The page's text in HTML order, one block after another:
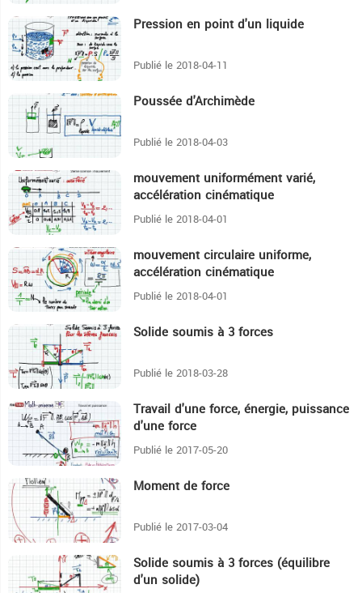
5:51 Pression en point d'un liquide
Publié le 2018-04-11
Poussée d'Archimède
Publié le 2018-04-03
10:15 mouvement uniformément varié,
accélération cinématique
Publié le 2018-04-01
mouvement circulaire uniforme,
accélération cinématique
Publié le 2018-04-01
Solide soumis à 3 forces
Publié le 2018-03-28
14:20 Travail d'une force, énergie, puissance
d'une force
Publié le 2017-05-20
12:35 Moment de force
Publié le 2017-03-04
Solide soumis à 3 forces (équilibre
d'un solide)